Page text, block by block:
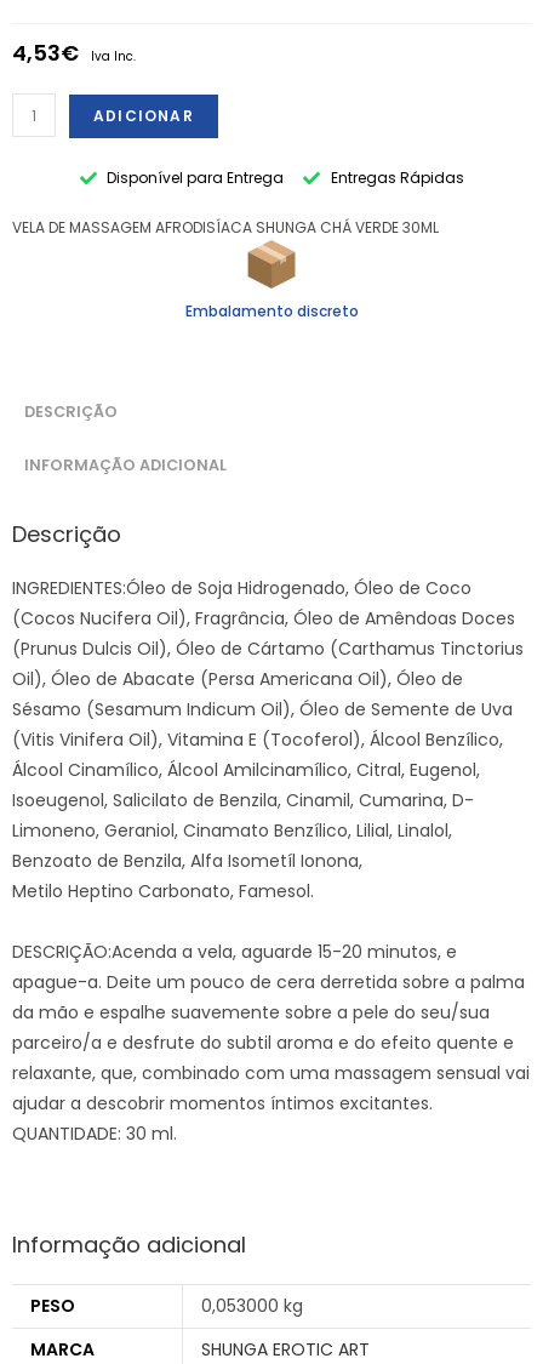
4,53€ Iva Inc.
ADICIONAR
Disponível para Entrega Entregas Rápidas
VELA DE MASSAGEM AFRODISÍACA SHUNGA CHÁ VERDE 30ML
Embalamento discreto
DESCRIÇÃO
INFORMAÇÃO ADICIONAL
Descrição
INGREDIENTES:Óleo de Soja Hidrogenado, Óleo de Coco
(Cocos Nucifera Oil), Fragrância, Óleo de Amêndoas Doces
(Prunus Dulcis Oil), Óleo de Cártamo (Carthamus Tinctorius
Oil), Óleo de Abacate (Persa Americana Oil), Óleo de
Sésamo (Sesamum Indicum Oil), Óleo de Semente de Uva
(Vitis Vinifera Oil), Vitamina E (Tocoferol), Álcool Benzílico,
Álcool Cinamílico, Álcool Amilcinamílico, Citral, Eugenol,
Isoeugenol, Salicilato de Benzila, Cinamil, Cumarina, D-
Limoneno, Geraniol, Cinamato Benzílico, Lilial, Linalol,
Benzoato de Benzila, Alfa Isometíl Ionona,
Metilo Heptino Carbonato, Famesol.
DESCRIÇÃO:Acenda a vela, aguarde 15-20 minutos, e
apague-a. Deite um pouco de cera derretida sobre a palma
da mão e espalhe suavemente sobre a pele do seu/sua
parceiro/a e desfrute do subtil aroma e do efeito quente e
relaxante, que, combinado com uma massagem sensual vai
ajudar a descobrir momentos íntimos excitantes.
QUANTIDADE: 30 ml.
Informação adicional
PESO
0,053000 kg
MARCA
SHUNGA EROTIC ART